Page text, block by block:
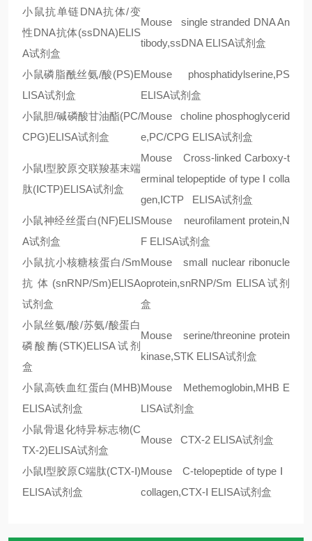
小鼠抗单链DNA抗体/变
性DNA抗体(ssDNA)ELIS
A试剂盒
Mouse single stranded DNA An
tibody,ssDNA ELISA试剂盒
小鼠磷脂酰丝氨/酸(PS)E
LISA试剂盒
Mouse phosphatidylserine,PS
ELISA试剂盒
小鼠胆/碱磷酸甘油酯(PC/
CPG)ELISA试剂盒
Mouse choline phosphoglycerid
e,PC/CPG ELISA试剂盒
小鼠Ⅰ型胶原交联羧基末端
肽(ⅠCTP)ELISA试剂盒
Mouse Cross-linked Carboxy-t
erminal telopeptide of type Ⅰ colla
gen,ⅠCTP ELISA试剂盒
小鼠神经丝蛋白(NF)ELIS
A试剂盒
Mouse neurofilament protein,N
F ELISA试剂盒
小鼠抗小核糖核蛋白/Sm
抗体 (snRNP/Sm)ELISA
试剂盒
Mouse small nuclear ribonucle
oprotein,snRNP/Sm ELISA试剂
盒
小鼠丝氨/酸/苏氨/酸蛋白
磷酸酶(STK)ELISA试剂
盒
Mouse serine/threonine protein
kinase,STK ELISA试剂盒
小鼠高铁血红蛋白 (MHB)
ELISA试剂盒
Mouse Methemoglobin,MHB E
LISA试剂盒
小鼠骨退化特异标志物(C
TX-2)ELISA试剂盒
Mouse CTX-2 ELISA试剂盒
小鼠Ⅰ型胶原C端肽(CTX-Ⅰ)
ELISA试剂盒
Mouse C-telopeptide of type Ⅰ
collagen,CTX-Ⅰ ELISA试剂盒